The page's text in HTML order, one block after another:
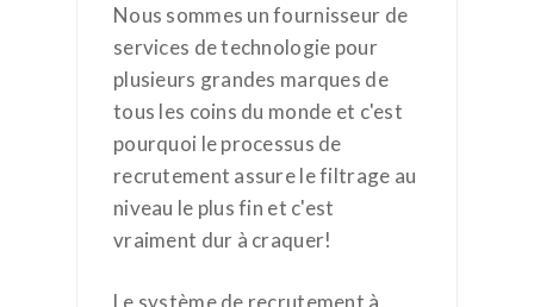
Nous sommes un fournisseur de
services de technologie pour
plusieurs grandes marques de
tous les coins du monde et c'est
pourquoi le processus de
recrutement assure le filtrage au
niveau le plus fin et c'est
vraiment dur à craquer!
Le système de recrutement à